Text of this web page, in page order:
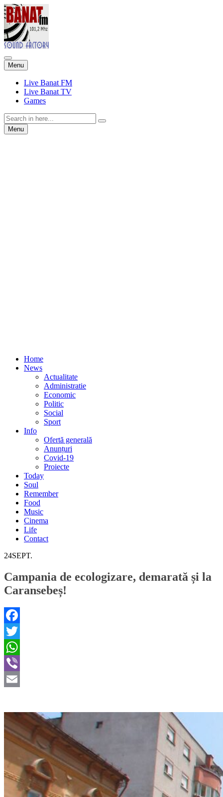
Menu Skip
to
content
Live Banat FM
Live Banat TV
Games
Search
for:Menu Skip
to
Home
News
Actualitate
Administratie
Economic
Politic
Social
Sport
Info
Ofertă generală
Anunțuri
Covid-19
Proiecte
Today
Soul
Remember
Food
Music
Cinema
Life
Contact
24SEPT.
Campania de ecologizare, demarată și la
Caransebeș!
Facebook
Twitter
WhatsApp
Viber